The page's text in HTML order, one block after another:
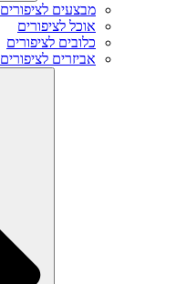
מבצעים לציפורים
אוכל לציפורים
כלובים לציפורים
אביזרים לציפורים